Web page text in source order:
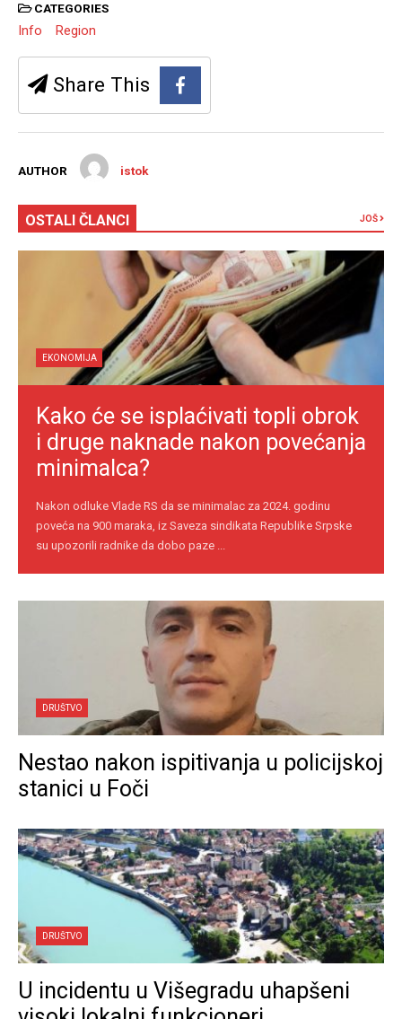
CATEGORIES
Info Region
Share This
AUTHOR istok
OSTALI ČLANCI JOŠ
EKONOMIJA
Kako će se isplaćivati topli obrok
i druge naknade nakon povećanja
minimalca?
Nakon odluke Vlade RS da se minimalac za 2024. godinu
poveća na 900 maraka, iz Saveza sindikata Republike Srpske
su upozorili radnike da dobo paze ...
DRUŠTVO
Nestao nakon ispitivanja u policijskoj
stanici u Foči
DRUŠTVO
U incidentu u Višegradu uhapšeni